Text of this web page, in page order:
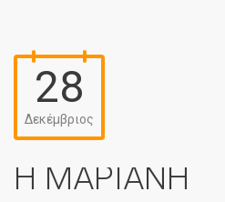
28
Δεκέμβριος
Η ΜΑΡΙΑΝΗ